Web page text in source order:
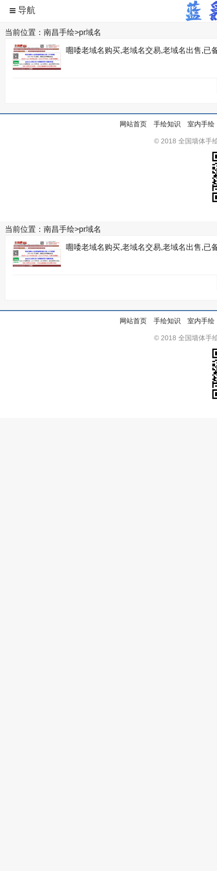
当前位置： 南昌手绘>pr域名
唨唩老域名购买,老域名交易,老域名出售,已
网站首页 手绘知识 室内手绘
© 2018 全国墙体手
当前位置： 南昌手绘>pr域名
唨唩老域名购买,老域名交易,老域名出售,已
网站首页 手绘知识 室内手绘
© 2018 全国墙体手